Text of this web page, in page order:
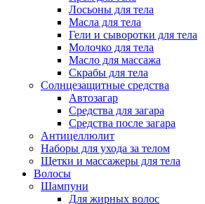
Лосьоны для тела
Масла для тела
Гели и сыворотки для тела
Молочко для тела
Масло для массажа
Скрабы для тела
Солнцезащитные средства
Автозагар
Средства для загара
Средства после загара
Антицеллюлит
Наборы для ухода за телом
Щетки и массажеры для тела
Волосы
Шампуни
Для жирных волос